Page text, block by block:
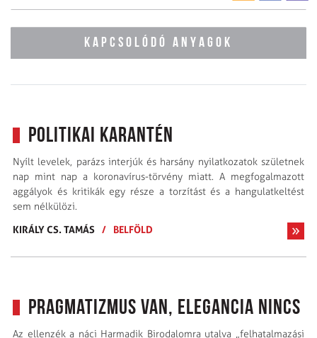
KAPCSOLÓDÓ ANYAGOK
Politikai karantén
Nyílt levelek, parázs interjúk és harsány nyilatkozatok születnek
nap mint nap a koronavírus-törvény miatt. A megfogalmazott
aggályok és kritikák egy része a torzítást és a hangulatkeltést
sem nélkülözi.
KIRÁLY CS. TAMÁS / BELFÖLD
Pragmatizmus van, elegancia nincs
Az ellenzék a náci Harmadik Birodalomra utalva „felhatalmazási